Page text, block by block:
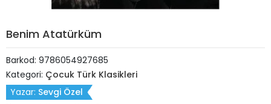
Benim Atatürküm
Barkod: 9786054927685
Kategori: Çocuk Türk Klasikleri
Yazar: Sevgi Özel